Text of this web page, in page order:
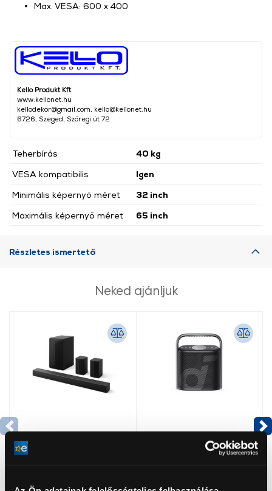
Kello Produkt Kft
www.kellonet.hu
kellodekor@gmail.com
kello@kellonet.hu
6726, Szeged, Szőregi út 72
Teherbírás
40 kg
VESA kompatibilis
Igen
Minimális képernyő méret
32 inch
Maximális képernyő méret
65 inch
Max. VESA: 600 x 400
Részletes ismertető
Neked ajánljuk
LG S60TR 5.1